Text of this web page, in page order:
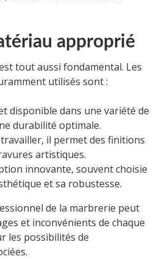
approprié
tout aussi fondamental. Les
utilisés sont :
disponible dans une variété de
durabilité optimale.
il permet des finitions
artistiques.
innovante, souvent choisie
et sa robustesse.
de la marbrerie peut
et inconvénients de chaque
les possibilités de